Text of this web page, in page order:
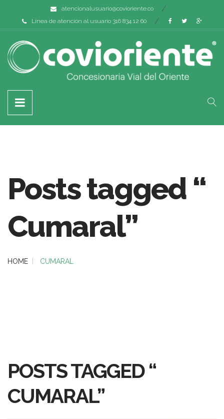
atencionalusuario@covioriente.co
Línea de atención al usuario 316 834 12 60
Posts tagged “
Cumaral”
HOME CUMARAL
POSTS TAGGED “
CUMARAL”